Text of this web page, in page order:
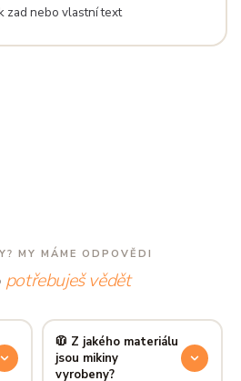
zad nebo vlastní text
MY MÁME ODPOVĚDI
potřebuješ vědět
🧥 Z jakého materiálu
jsou mikiny
vyrobeny?